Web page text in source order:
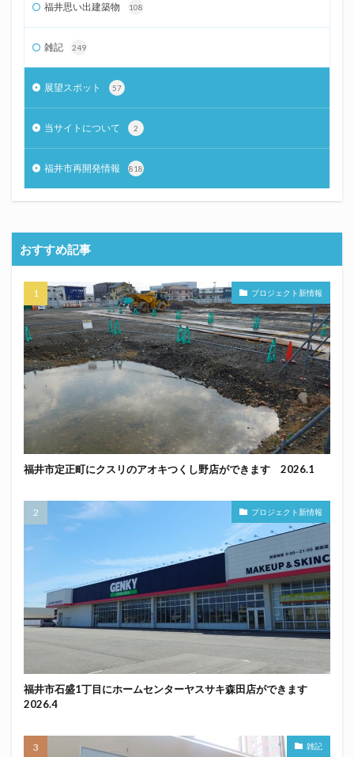
福井思い出建築物 108
雑記 249
展望スポット 57
当サイトについて 2
福井市再開発情報 818
おすすめ記事
プロジェクト新情報
福井市定正町にクスリのアオキつくし野店ができます 2026.1
プロジェクト新情報
福井市石盛1丁目にホームセンターヤスサキ森田店ができます
2026.4
雑記